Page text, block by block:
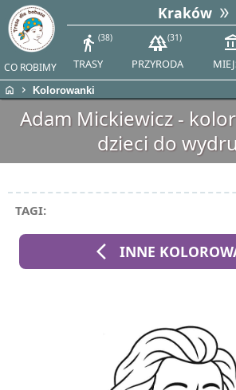
CO ROBIMY
Kraków
directions_walk 38
TRASY
forest 31
PRZYRODA
home chevron_right Kolorowanki
Adam Mickiewicz -
dzieci do
TAGI:
arrow_back_ios INNE